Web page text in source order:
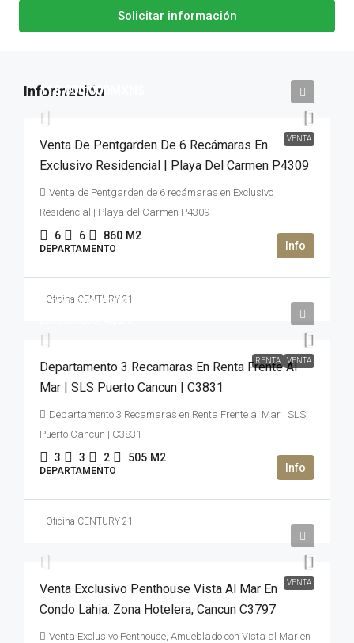
Solicitar información
VENTA
118,000,000MXN$
Venta De Pentgarden De 6 Recámaras En
Exclusivo Residencial | Playa Del Carmen P4309
Venta de Pentgarden de 6 recámaras en Exclusivo
Residencial | Playa del Carmen P4309
6 6 860 M2
DEPARTAMENTO
Oficina CENTURY 21
RENTA VENTA
3,000,000USD$
Departamento 3 Recamaras En Renta Frente Al
Mar | SLS Puerto Cancun | C3831
Departamento 3 Recamaras en Renta Frente al Mar | SLS
Puerto Cancun | C3831
3 3 2 505 M2
DEPARTAMENTO
Oficina CENTURY 21
VENTA
Venta Exclusivo Penthouse Vista Al Mar En
Condo Lahia. Zona Hotelera, Cancun C3797
Venta Exclusivo Penthouse, Amueblado con Vista al Mar en